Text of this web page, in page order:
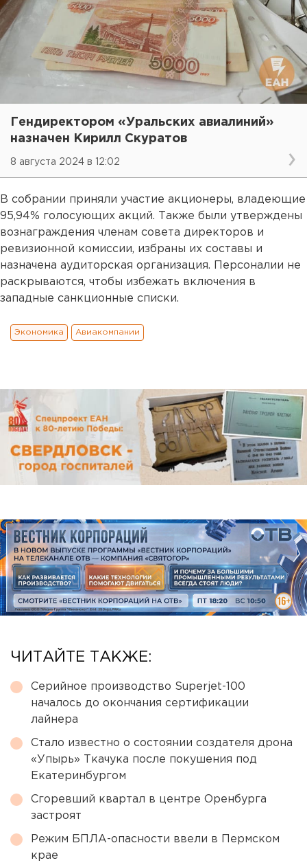
Гендиректором «Уральских авиалиний»
назначен Кирилл Скуратов
8 августа 2024 в 12:02
В собрании приняли участие акционеры, владеющие
95,94% голосующих акций. Также были утверждены
вознаграждения членам совета директоров и
ревизионной комиссии, избраны их составы и
назначена аудиторская организация. Персоналии не
раскрываются, чтобы избежать включения в
западные санкционные списки.
Экономика Авиакомпании
ЧИТАЙТЕ ТАКЖЕ:
Серийное производство Superjet-100
началось до окончания сертификации
лайнера
Стало известно о состоянии создателя дрона
«Упырь» Ткачука после покушения под
Екатеринбургом
Сгоревший квартал в центре Оренбурга
застроят
Режим БПЛА-опасности ввели в Пермском
крае